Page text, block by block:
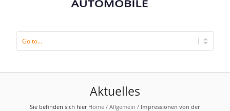
Aktuelles
Sie befinden sich hier Home / Allgemein / Impressionen von der